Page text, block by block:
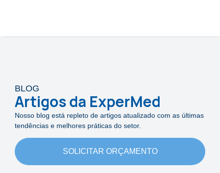
BLOG
Artigos da ExperMed
Nosso blog está repleto de artigos atualizado com as últimas
tendências e melhores práticas do setor.
SOLICITAR ORÇAMENTO